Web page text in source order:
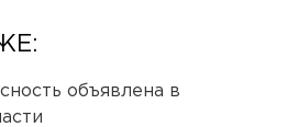
объявлена в